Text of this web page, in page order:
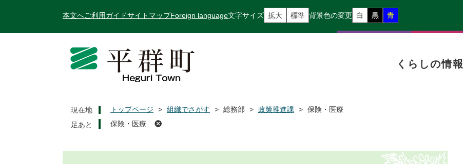
本文へご利用ガイドサイトマップForeign language文字サイズ 拡大 標準 背景色の変更 白 黒 青
くらしの情報
現在地 トップページ > 組織でさがす > 総務部 > 政策推進課 > 保険・医療
保険・医療